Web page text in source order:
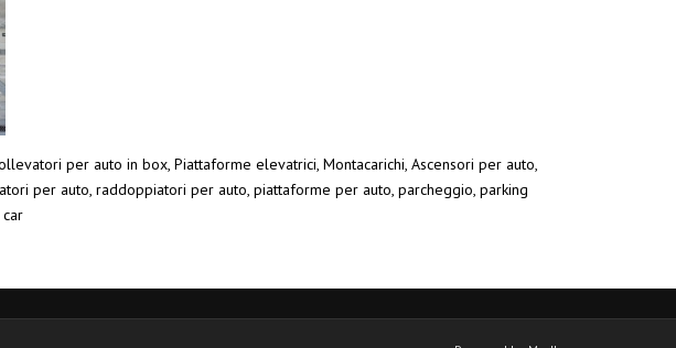
per auto in box, Piattaforme elevatrici, Montacarichi, Ascensori per auto,
per auto, raddoppiatori per auto, piattaforme per auto, parcheggio, parking